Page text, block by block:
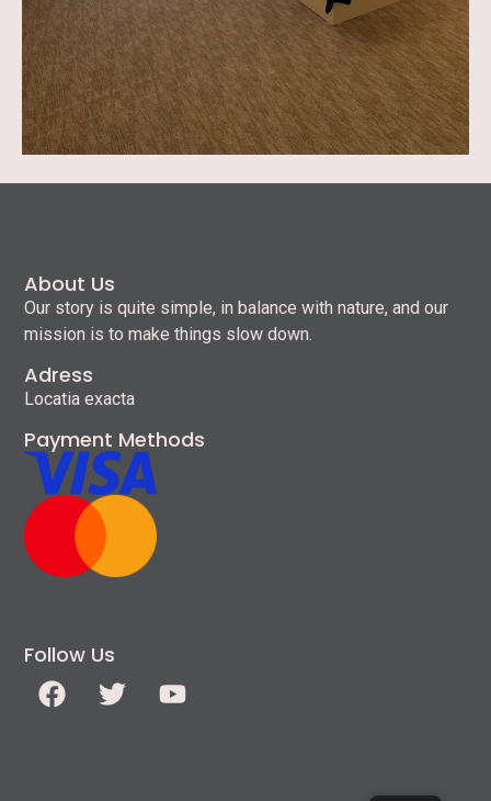
About Us
Our story is quite simple, in balance with nature, and our
mission is to make things slow down.
Adress
Locatia exacta
Payment Methods
Follow Us